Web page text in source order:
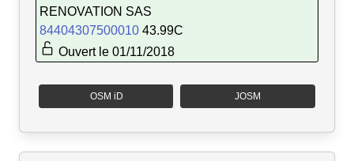
RENOVATION SAS
84404307500010 43.99C
Ouvert le 01/11/2018
OSM iD JOSM